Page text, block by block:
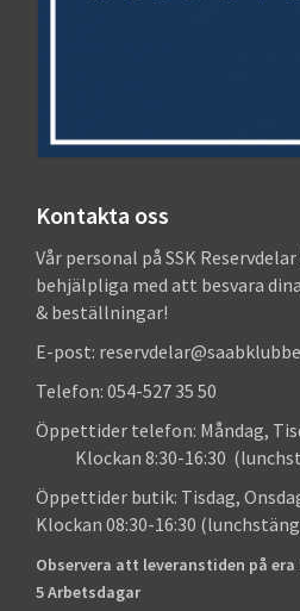
Kontakta oss
Vår personal på SSK
behjälpliga med att besvara
& beställningar!
E-post:
Telefon: 054-527 35 50
Öppettider telefon: Måndag,
Klockan 8:30-16:30
Öppettider butik: Tisdag,
Klockan 08:30-16:30
Observera att leveranstiden på
5 Arbetsdagar